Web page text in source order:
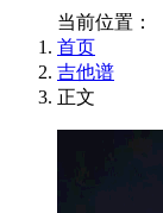
当前位置：
首页
吉他谱
正文